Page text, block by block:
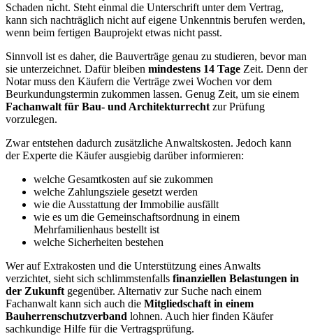
Schaden nicht. Steht einmal die Unterschrift unter dem Vertrag,
kann sich nachträglich nicht auf eigene Unkenntnis berufen werden,
wenn beim fertigen Bauprojekt etwas nicht passt.
Sinnvoll ist es daher, die Bauverträge genau zu studieren, bevor man
sie unterzeichnet. Dafür bleiben mindestens 14 Tage Zeit. Denn der
Notar muss den Käufern die Verträge zwei Wochen vor dem
Beurkundungstermin zukommen lassen. Genug Zeit, um sie einem
Fachanwalt für Bau- und Architekturrecht zur Prüfung
vorzulegen.
Zwar entstehen dadurch zusätzliche Anwaltskosten. Jedoch kann
der Experte die Käufer ausgiebig darüber informieren:
welche Gesamtkosten auf sie zukommen
welche Zahlungsziele gesetzt werden
wie die Ausstattung der Immobilie ausfällt
wie es um die Gemeinschaftsordnung in einem
Mehrfamilienhaus bestellt ist
welche Sicherheiten bestehen
Wer auf Extrakosten und die Unterstützung eines Anwalts
verzichtet, sieht sich schlimmstenfalls finanziellen Belastungen in
der Zukunft gegenüber. Alternativ zur Suche nach einem
Fachanwalt kann sich auch die Mitgliedschaft in einem
Bauherrenschutzverband lohnen. Auch hier finden Käufer
sachkundige Hilfe für die Vertragsprüfung.